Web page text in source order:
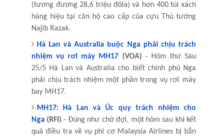
(tương đương 28,6 triệu đôla) và hơn 400 túi xách
hàng hiệu tại căn hộ cao cấp của cựu Thủ tướng
Najib Razak.
Hà Lan và Australia buộc Nga phải chịu trách
nhiệm vụ rơi máy MH17 (VOA) - Hôm thứ Sáu
25/5 Hà Lan và Australia cho biết chính phủ Nga
phải chịu trách nhiệm một phần trong vụ rơi máy
bay MH17.
MH17: Hà Lan và Úc quy trách nhiệm cho
Nga (RFI) - Đúng như chờ đợi, một hôm sau khi kết
quả điều tra về vụ phi cơ Malaysia Airlines bị bắn